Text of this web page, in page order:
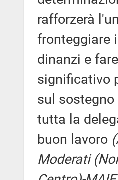
rafforzerà
fronteggiare
dinanzi e
significativo
sul
tutta la
buon lavoro
Moderati